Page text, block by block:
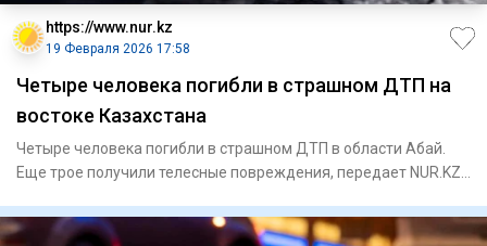
https://www.nur.kz
19 Февраля 2026 17:58
Четыре человека погибли в страшном ДТП на
востоке Казахстана
Четыре человека погибли в страшном ДТП в области Абай.
Еще трое получили телесные повреждения, передает NUR.KZ